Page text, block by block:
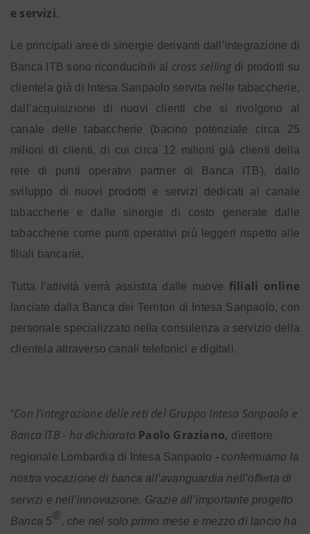
e servizi.
Le principali aree di sinergie derivanti dall’integrazione di
Banca ITB sono riconducibili al cross selling di prodotti su
clientela già di Intesa Sanpaolo servita nelle tabaccherie,
dall’acquisizione di nuovi clienti che si rivolgono al
canale delle tabaccherie (bacino potenziale circa 25
milioni di clienti, di cui circa 12 milioni già clienti della
rete di punti operativi partner di Banca ITB), dallo
sviluppo di nuovi prodotti e servizi dedicati al canale
tabaccherie e dalle sinergie di costo generate dalle
tabaccherie come punti operativi più leggeri rispetto alle
filiali bancarie.
Tutta l’attività verrà assistita dalle nuove filiali online
lanciate dalla Banca dei Territori di Intesa Sanpaolo, con
personale specializzato nella consulenza a servizio della
clientela attraverso canali telefonici e digitali.
“Con l’integrazione delle reti del Gruppo Intesa Sanpaolo e
Banca ITB - ha dichiarato Paolo Graziano, direttore
regionale Lombardia di Intesa Sanpaolo - confermiamo la
nostra vocazione di banca all’avanguardia nell’offerta di
servizi e nell’innovazione. Grazie all’importante progetto
Banca 5®, che nel solo primo mese e mezzo di lancio ha